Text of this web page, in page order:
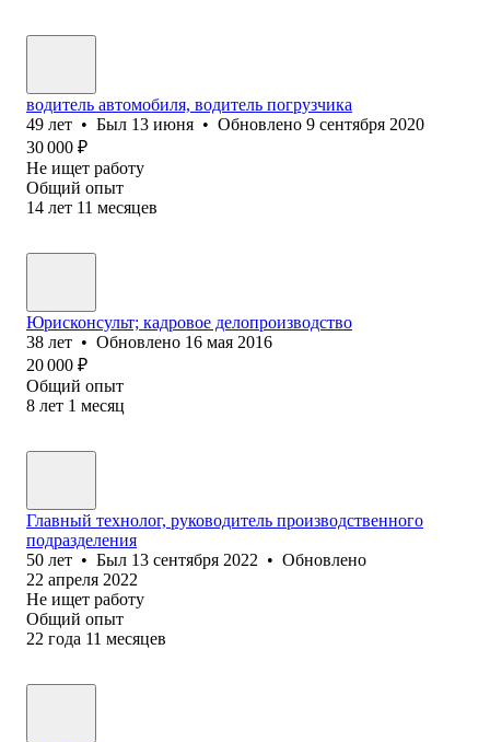
водитель автомобиля, водитель погрузчика
49 лет • Был 13 июня • Обновлено 9 сентября 2020
30 000 ₽
Не ищет работу
Общий опыт
14 лет 11 месяцев
Юрисконсульт; кадровое делопроизводство
38 лет • Обновлено 16 мая 2016
20 000 ₽
Общий опыт
8 лет 1 месяц
Главный технолог, руководитель производственного
подразделения
50 лет • Был 13 сентября 2022 • Обновлено
22 апреля 2022
Не ищет работу
Общий опыт
22 года 11 месяцев